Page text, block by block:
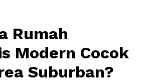
Rumah
Modern Cocok
Suburban?